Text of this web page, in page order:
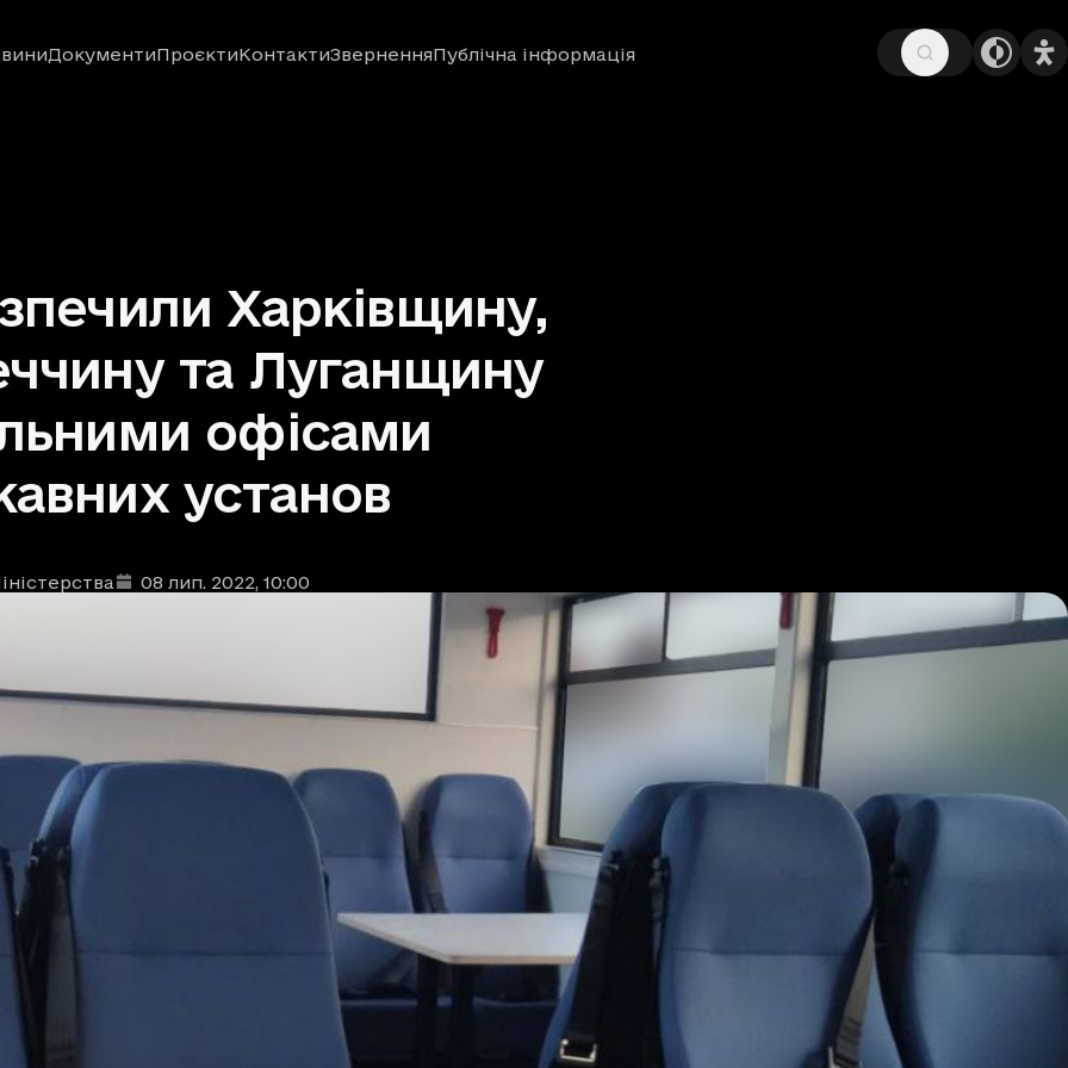
ДокументиПроєктиКонтактиЗверненняПублічна інформація
Харківщину,
та Луганщину
офісами
установ
: 08 лип. 2022, 10:00